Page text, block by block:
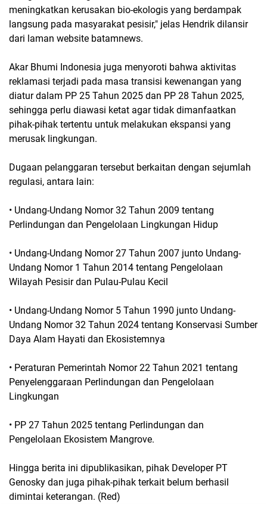
meningkatkan kerusakan bio-ekologis yang berdampak
langsung pada masyarakat pesisir," jelas Hendrik dilansir
dari laman website batamnews.
Akar Bhumi Indonesia juga menyoroti bahwa aktivitas
reklamasi terjadi pada masa transisi kewenangan yang
diatur dalam PP 25 Tahun 2025 dan PP 28 Tahun 2025,
sehingga perlu diawasi ketat agar tidak dimanfaatkan
pihak-pihak tertentu untuk melakukan ekspansi yang
merusak lingkungan.
Dugaan pelanggaran tersebut berkaitan dengan sejumlah
regulasi, antara lain:
• Undang-Undang Nomor 32 Tahun 2009 tentang
Perlindungan dan Pengelolaan Lingkungan Hidup
• Undang-Undang Nomor 27 Tahun 2007 junto Undang-
Undang Nomor 1 Tahun 2014 tentang Pengelolaan
Wilayah Pesisir dan Pulau-Pulau Kecil
• Undang-Undang Nomor 5 Tahun 1990 junto Undang-
Undang Nomor 32 Tahun 2024 tentang Konservasi Sumber
Daya Alam Hayati dan Ekosistemnya
• Peraturan Pemerintah Nomor 22 Tahun 2021 tentang
Penyelenggaraan Perlindungan dan Pengelolaan
Lingkungan
• PP 27 Tahun 2025 tentang Perlindungan dan
Pengelolaan Ekosistem Mangrove.
Hingga berita ini dipublikasikan, pihak Developer PT
Genosky dan juga pihak-pihak terkait belum berhasil
dimintai keterangan. (Red)